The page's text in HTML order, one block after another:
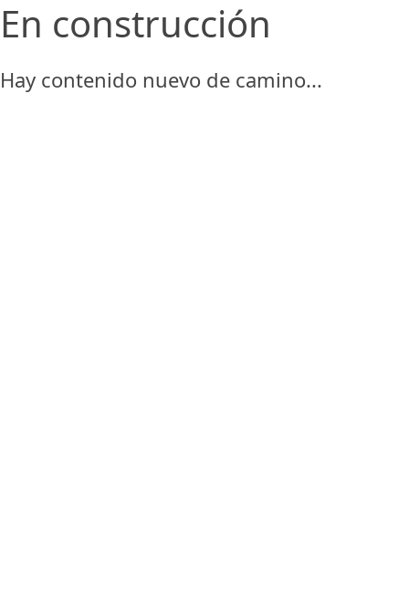
En construcción
Hay contenido nuevo de camino...